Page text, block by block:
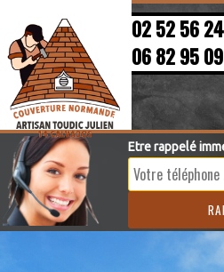
02 52 56
06 82 95
Etre rappelé